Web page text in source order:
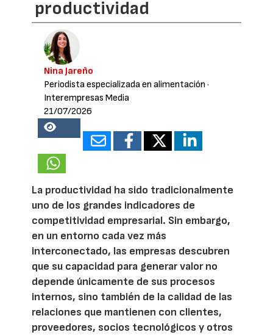
productividad
Nina Jareño
Periodista especializada en alimentación ·
Interempresas Media
21/07/2026
18622
La productividad ha sido tradicionalmente
uno de los grandes indicadores de
competitividad empresarial. Sin embargo,
en un entorno cada vez más
interconectado, las empresas descubren
que su capacidad para generar valor no
depende únicamente de sus procesos
internos, sino también de la calidad de las
relaciones que mantienen con clientes,
proveedores, socios tecnológicos y otros